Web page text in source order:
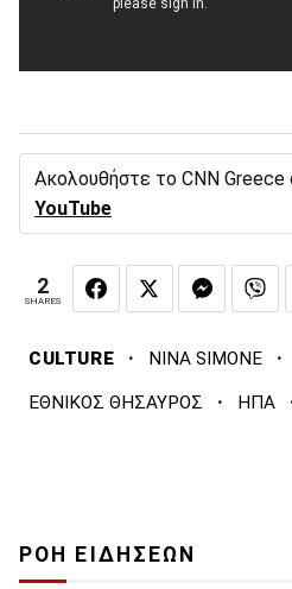
Ακολουθήστε το CNN Greece
YouTube
2
SHARES
CULTURE · NINA SIMONE ·
ΕΘΝΙΚΟΣ ΘΗΣΑΥΡΟΣ · ΗΠΑ
ΡΟΗ ΕΙΔΗΣΕΩΝ